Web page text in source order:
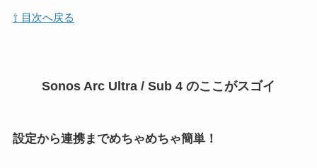
⇧ 目次へ戻る
Sonos Arc Ultra / Sub 4 のここがスゴイ
設定から連携までめちゃめちゃ簡単！